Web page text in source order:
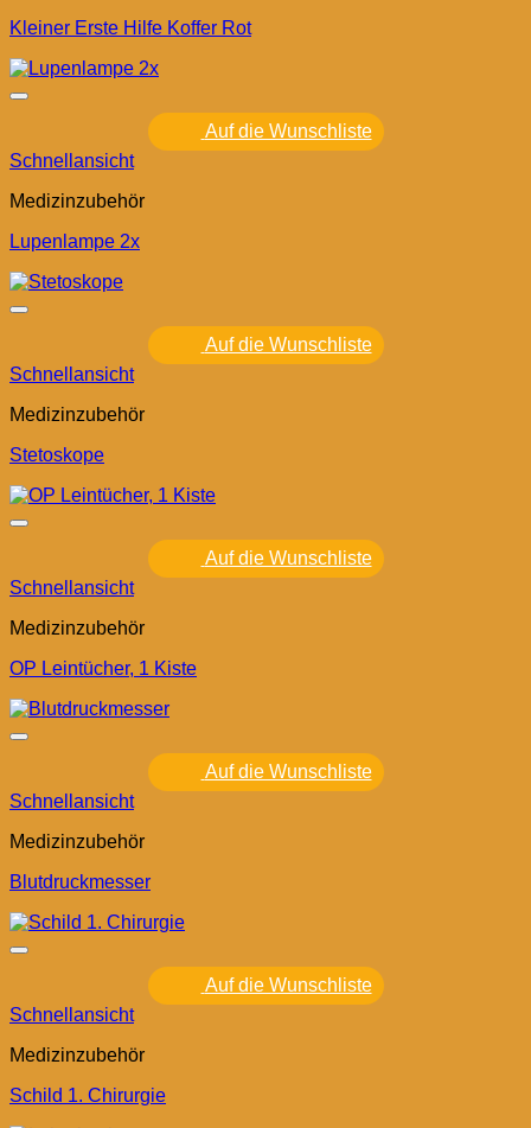
Kleiner Erste Hilfe Koffer Rot
Auf die Wunschliste
Schnellansicht
Medizinzubehör
Lupenlampe 2x
Auf die Wunschliste
Schnellansicht
Medizinzubehör
Stetoskope
Auf die Wunschliste
Schnellansicht
Medizinzubehör
OP Leintücher, 1 Kiste
Auf die Wunschliste
Schnellansicht
Medizinzubehör
Blutdruckmesser
Auf die Wunschliste
Schnellansicht
Medizinzubehör
Schild 1. Chirurgie